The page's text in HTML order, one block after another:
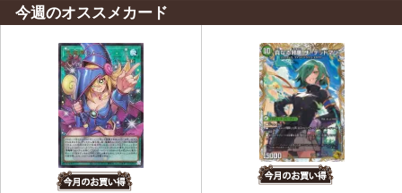
今週のオススメカード